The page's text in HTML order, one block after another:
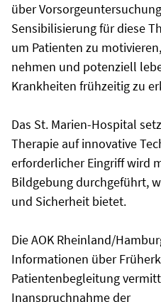
über
Sensibilisierung für diese
um Patienten zu
nehmen und potenziell
Krankheiten frühzeitig zu
Das St. Marien-Hospital
Therapie auf innovative
erforderlicher Eingriff wird
Bildgebung durchgeführt,
und Sicherheit bietet.
Die AOK Rheinland/
Informationen über
Patientenbegleitung
Inanspruchnahme der